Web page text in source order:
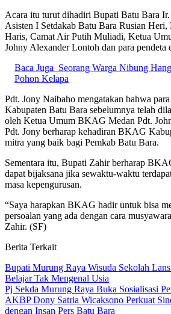
Acara itu turut dihadiri Bupati Batu Bara
Asisten I Setdakab Batu Bara Rusian Heri,
Haris, Camat Air Putih Muliadi, Ketua
Johny Alexander Lontoh dan para pendeta
Baca Juga Seorang Warga Nibung
Pohon Kelapa
Pdt. Jony Naibaho mengatakan bahwa
Kabupaten Batu Bara sebelumnya telah
oleh Ketua Umum BKAG Medan Pdt.
Pdt. Jony berharap kehadiran BKAG
mitra yang baik bagi Pemkab Batu Bara.
Sementara itu, Bupati Zahir berharap
dapat bijaksana jika sewaktu-waktu
masa kepengurusan.
“Saya harapkan BKAG hadir untuk bisa
persoalan yang ada dengan cara
Zahir. (SF)
Berita Terkait
Bupati Murung Raya Wisuda Sekolah
Belajar Tak Mengenal Usia
Pj Sekda Murung Raya Buka Sosialisasi
AKBP Dony Satria Wicaksono Perkuat
dengan Insan Pers Batu Bara